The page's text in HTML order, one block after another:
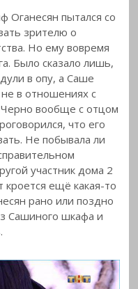
Оганесян пытался со
зрителю о
Но ему вовремя
Было сказало лишь,
в опу, а Саше
в отношениях с
вообще с отцом
что его
Не побывала ли
участник дома 2
ещё какая-то
рано или поздно
Сашиного шкафа и